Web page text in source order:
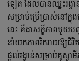
ទៀត ដែលបានឈ្នះរង្
សម្រាប់ប្រើប្រាស់នៅក្នុង
នេះ គឺជាសក្ខីភាពមួយបញ្ជ
នាំយកភាពរីករាយឱ្យជី
ផ្តល់រង្វាន់សម្រាប់គូស្វ